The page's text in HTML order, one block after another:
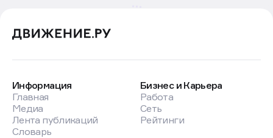
Информация
Главная
Медиа
Лента публикаций
Словарь
Бизнес и Карьера
Работа
Сеть
Рейтинги